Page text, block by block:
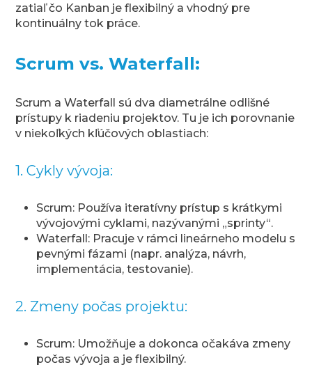
zatiaľ čo Kanban je flexibilný a vhodný pre
kontinuálny tok práce.
Scrum vs. Waterfall:
Scrum a Waterfall sú dva diametrálne odlišné
prístupy k riadeniu projektov. Tu je ich porovnanie
v niekoľkých kľúčových oblastiach:
1. Cykly vývoja:
Scrum: Používa iteratívny prístup s krátkymi
vývojovými cyklami, nazývanými „sprinty“.
Waterfall: Pracuje v rámci lineárneho modelu s
pevnými fázami (napr. analýza, návrh,
implementácia, testovanie).
2. Zmeny počas projektu:
Scrum: Umožňuje a dokonca očakáva zmeny
počas vývoja a je flexibilný.